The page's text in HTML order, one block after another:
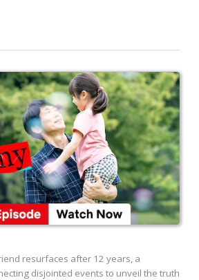
resurfaces after 12 years, a
disjointed events to unveil the truth